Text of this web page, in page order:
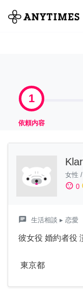
全て
1
依頼内容
女性 /
sentiment_satisfied 0
chat 生活相談 ▸ 恋愛
彼女役 婚約者役
東京都